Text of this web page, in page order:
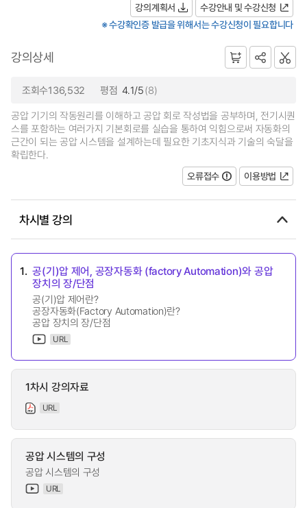
강의계획서
수강안내 및 수강신청
※ 수강확인증 발급을 위해서는 수강신청이 필요합니다
강의상세
조회수136,532 평점 4.1/5(8)
공압 기기의 작동원리를 이해하고 공압 회로 작성법을 공부하며, 전기시퀀
스를 포함하는 여러가지 기본회로를 실습을 통하여 익힘으로써 자동화의
근간이 되는 공압 시스템을 설계하는데 필요한 기초지식과 기술의 숙달을
확립한다.
오류접수
이용방법
차시별 강의
1. 공(기)압 제어, 공장자동화 (factory Automation)와 공압
장치의 장/단점
공(기)압 제어란?
공장자동화(Factory Automation)란?
공압 장치의 장/단점
URL
1차시 강의자료
URL
공압 시스템의 구성
공압 시스템의 구성
URL